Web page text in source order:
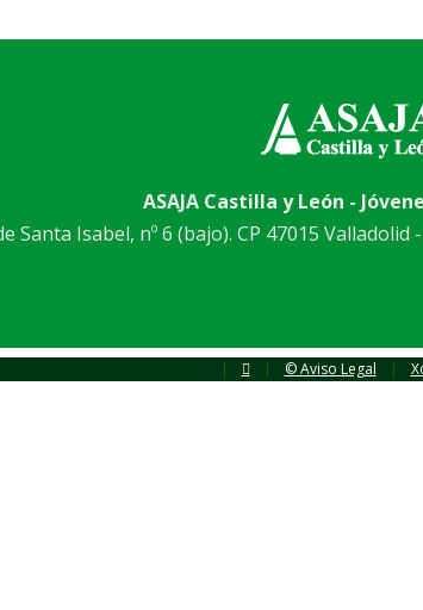
ASAJA Castilla y León -
Santa Isabel, nº 6 (bajo). CP 47015 Valladolid -
| | © Aviso Legal |